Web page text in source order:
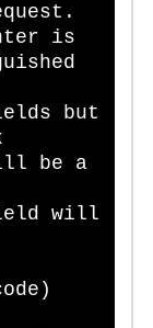
is
but
be a
will